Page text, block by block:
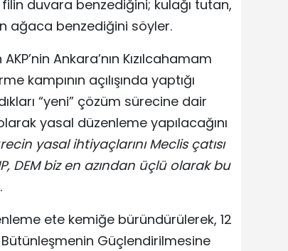
duvara benzediğini; kulağı tutan,
ağaca benzediğini söyler.
Ankara’nın Kızılcahamam
kampının açılışında yaptığı
“yeni” çözüm sürecine dair
yasal düzenleme yapılacağını
yasal ihtiyaçlarını Meclis çatısı
DEM biz en azından üçlü olarak bu
ete kemiğe büründürülerek, 12
Güçlendirilmesine